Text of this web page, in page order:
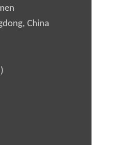
China